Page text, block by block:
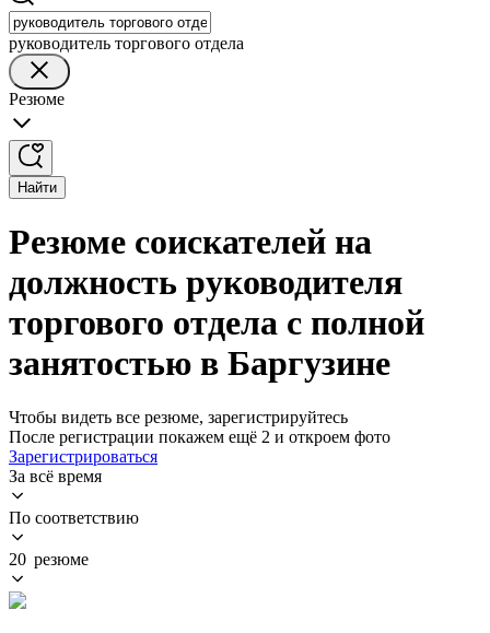
руководитель торгового отдела
Резюме
Найти
Резюме соискателей на
должность руководителя
торгового отдела с полной
занятостью в Баргузине
Чтобы видеть все резюме, зарегистрируйтесь
После регистрации покажем ещё 2 и откроем фото
Зарегистрироваться
За всё время
По соответствию
20 резюме